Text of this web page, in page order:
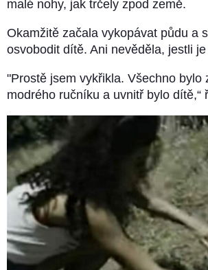
malé nohy, jak trčely zpod země.
Okamžitě začala vykopávat půdu a
osvobodit dítě. Ani nevěděla, jestli
"Prostě jsem vykřikla. Všechno bylo
modrého ručníku a uvnitř bylo dítě,“